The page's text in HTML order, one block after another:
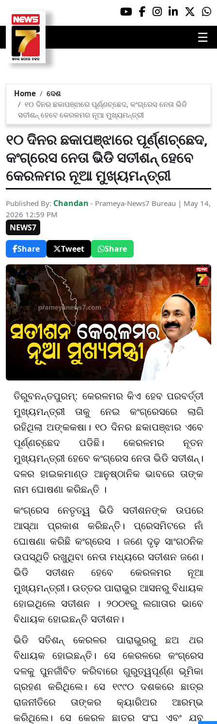
☰
Home
ଦେଶ
୧୦ ଦିନର ଛକାପଞ୍ଝାରେ ପୂର୍ଣ୍ଣଚ୍ଛେଦ, କଂଗ୍ରେସ ନେତା ଭିଡି
ସତୀଶନ୍ ହେବେ କେରଳମର ନୂଆ ମୁଖ୍ୟମନ୍ତ୍ରୀ
୧୦ ଦିନର ଛକାପଞ୍ଝାରେ ପୂର୍ଣ୍ଣଚ୍ଛେଦ,
କଂଗ୍ରେସ ନେତା ଭିଡି ସତୀଶନ୍ ହେବେ
କେରଳମର ନୂଆ ମୁଖ୍ୟମନ୍ତ୍ରୀ
Published By: Chandan - Prameya-News7 Bureau | May 14,
2026 12:59 PM
NEWS7
Share
Tweet Share
ତିରୁବନନ୍ତପୁରମ୍: କେରଳମର କିଏ ହେବ ପରବର୍ତ୍ତୀ
ମୁଖ୍ୟମନ୍ତ୍ରୀ ତାକୁ ନେଇ କଂଗ୍ରେସରେ ଲାଗି
ରହିଥିଲା ଅଙ୍କକଷା। ୧୦ ଦିନର ଛକାପଞ୍ଝାର ଏବେ
ପୂର୍ଣ୍ଣଚ୍ଛେଦ ପଡିଛି। କେରଳମର ନୂତନ
ମୁଖ୍ୟମନ୍ତ୍ରୀ ହେବେ କଂଗ୍ରେସ ନେତା ଭିଡି ସତୀଶନ୍।
ଦଳର ହାଇକମାଣ୍ଡ ଆନୁଷ୍ଠାନିକ ଭାବରେ ତାଙ୍କ
ନାମ ଘୋଷଣା କରିଛନ୍ତି ।
କଂଗ୍ରେସ ନେତୃତ୍ୱ ଭିଡି ସତୀଶନଙ୍କ ଉପରେ
ଆସ୍ଥା ପ୍ରକାଶ କରିଛନ୍ତି। ପ୍ରେସମିଟରେ ନାଁ
ଘୋଷଣା କରିଛି କଂଗ୍ରେସ । ଜଣେ ଦୃଢ଼ ସାଂଗଠନିକ
ଉପସ୍ଥିତି ରଖୁଥିବା ନେତା ମଧ୍ୟରେ ସତୀଶନ ଜଣେ।
ଭିଡି ସତୀଶନ ହେବେ କେରଳମର ନୂଆ
ମୁଖ୍ୟମନ୍ତ୍ରୀ। ଉତ୍ତର ପାରାଭୁର ଆସନରୁ ବିଧାୟକ
ହୋଇଥିଲେ ସତୀଶନ । ୨୦୦୧ରୁ ଲଗାତାର ଭାବେ
ବିଧାୟକ ହୋଇଛନ୍ତି ସତୀଶନ।
ଭିଡି ସତିଶନ୍ କେରଳର ପାରାଭୁରରୁ ଛଅ ଥର
ବିଧାୟକ ହୋଇଛନ୍ତି। ସେ କେରଳରେ କଂଗ୍ରେସ
ଦଳକୁ ପୁନର୍ଜୀବିତ କରିବାରେ ଗୁରୁତ୍ୱପୂର୍ଣ୍ଣ ଭୂମିକା
ଗ୍ରହଣ କରିଥିଲେ। ସେ ୧୯୯୦ ଦଶକରେ ଛାତ୍ର
ରାଜନୀତିରେ ତାଙ୍କର କ୍ୟାରିଅର ଆରମ୍ଭ
କରିଥିଲେ। ସେ କେରଳ ଛାତ୍ର ସଂଘ ଏବଂ ଯୁବ